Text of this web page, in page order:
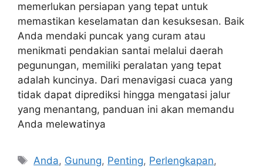
memerlukan persiapan yang tepat untuk
memastikan keselamatan dan kesuksesan. Baik
Anda mendaki puncak yang curam atau
menikmati pendakian santai melalui daerah
pegunungan, memiliki peralatan yang tepat
adalah kuncinya. Dari menavigasi cuaca yang
tidak dapat diprediksi hingga mengatasi jalur
yang menantang, panduan ini akan memandu
Anda melewatinya
Tags
Anda, Gunung, Penting, Perlengkapan,